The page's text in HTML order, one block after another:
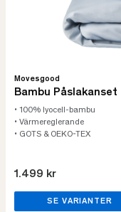
Movesgood
Bambu Påslakanset
• 100% lyocell-bambu
• Värmereglerande
• GOTS & OEKO-TEX
1.499 kr
SE VARIANTER